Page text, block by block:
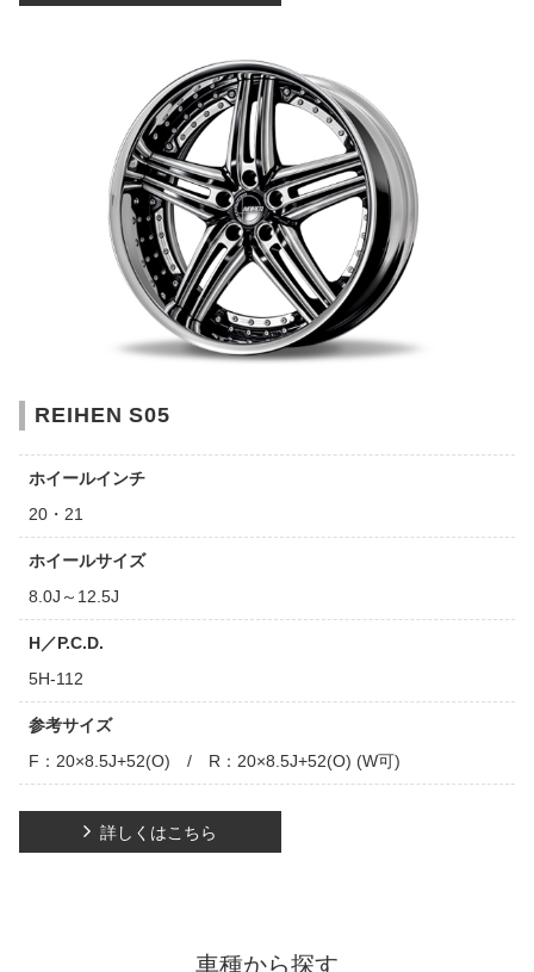
REIHEN S05
ホイールインチ
20・21
ホイールサイズ
8.0J～12.5J
H／P.C.D.
5H-112
参考サイズ
F：20×8.5J+52(O) / R：20×8.5J+52(O) (W可)
詳しくはこちら
車種から探す